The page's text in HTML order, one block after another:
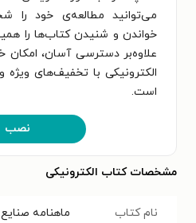
می‌توانید مطالعه‌ی خود
خواندن و شنیدن کتاب‌ها را
علاوه‌بر دسترسی آسان، امکان
الکترونیکی با تخفیف‌های
است.
نصب
مشخصات کتاب الکترونیکی
نام کتاب